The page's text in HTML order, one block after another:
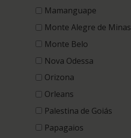
Mamanguape
Monte Alegre de Minas
Monte Belo
Nova Odessa
Orizona
Orleans
Palestina de Goiás
Papagaios